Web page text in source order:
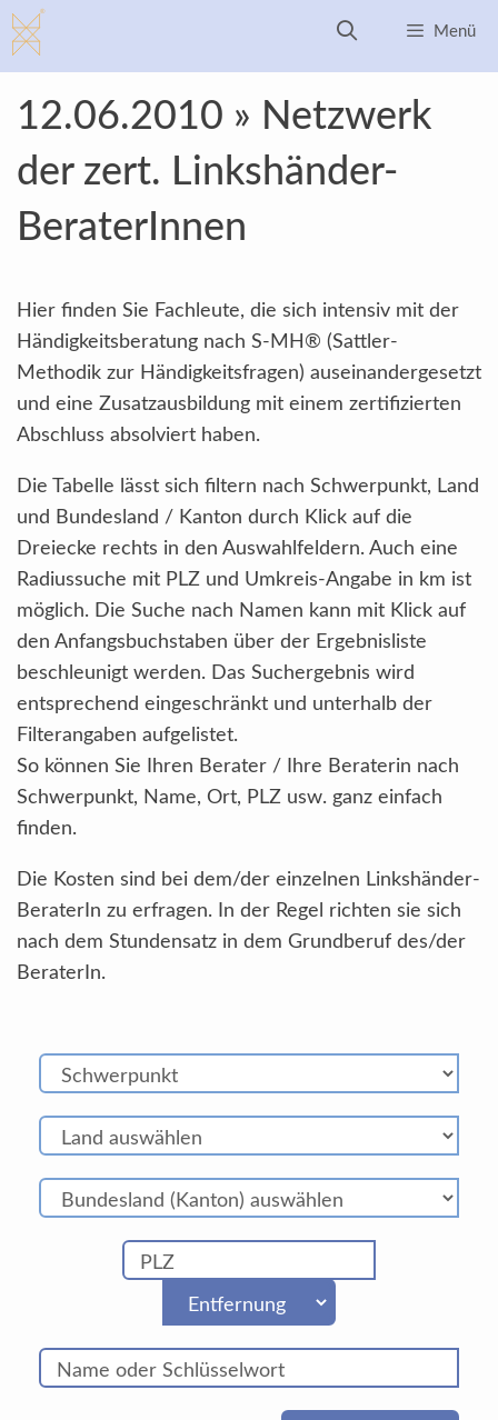
Zum
Inhalt
springen
Menü
12.06.2010 » Netzwerk
der zert. Linkshänder-
BeraterInnen
Hier finden Sie Fachleute, die sich intensiv mit der
Händigkeitsberatung nach S-MH® (Sattler-
Methodik zur Händigkeitsfragen) auseinandergesetzt
und eine Zusatzausbildung mit einem zertifizierten
Abschluss absolviert haben.
Die Tabelle lässt sich filtern nach Schwerpunkt, Land
und Bundesland / Kanton durch Klick auf die
Dreiecke rechts in den Auswahlfeldern. Auch eine
Radiussuche mit PLZ und Umkreis-Angabe in km ist
möglich. Die Suche nach Namen kann mit Klick auf
den Anfangsbuchstaben über der Ergebnisliste
beschleunigt werden. Das Suchergebnis wird
entsprechend eingeschränkt und unterhalb der
Filterangaben aufgelistet.
So können Sie Ihren Berater / Ihre Beraterin nach
Schwerpunkt, Name, Ort, PLZ usw. ganz einfach
finden.
Die Kosten sind bei dem/der einzelnen Linkshänder-
BeraterIn zu erfragen. In der Regel richten sie sich
nach dem Stundensatz in dem Grundberuf des/der
BeraterIn.